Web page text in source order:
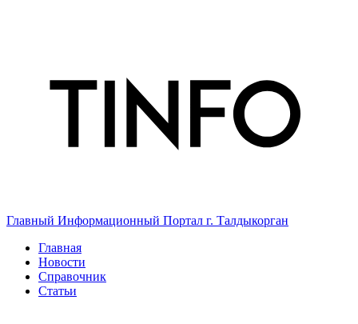
Главный Информационный Портал г. Талдыкорган
Главная
Новости
Справочник
Статьи